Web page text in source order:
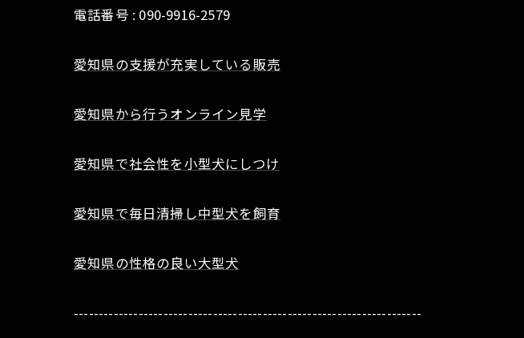
電話番号 : 090-9916-2579
愛知県の支援が充実している販売
愛知県から行うオンライン見学
愛知県で社会性を小型犬にしつけ
愛知県で毎日清掃し中型犬を飼育
愛知県の性格の良い大型犬
----------------------------------------------------------------------